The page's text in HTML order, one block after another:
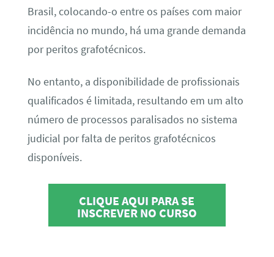
Brasil, colocando-o entre os países com maior
incidência no mundo, há uma grande demanda
por peritos grafotécnicos.
No entanto, a disponibilidade de profissionais
qualificados é limitada, resultando em um alto
número de processos paralisados no sistema
judicial por falta de peritos grafotécnicos
disponíveis.
CLIQUE AQUI PARA SE
INSCREVER NO CURSO